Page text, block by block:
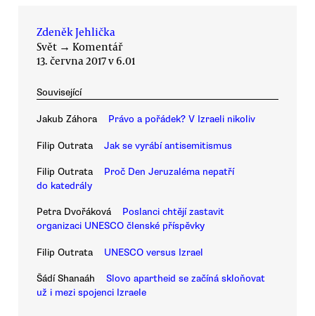
Zdeněk Jehlička
Svět → Komentář
13. června 2017 v 6.01
Související
Jakub Záhora Právo a pořádek? V Izraeli nikoliv
Filip Outrata Jak se vyrábí antisemitismus
Filip Outrata
Proč Den Jeruzaléma nepatří
do katedrály
Petra Dvořáková
Poslanci chtějí zastavit
organizaci UNESCO členské příspěvky
Filip Outrata UNESCO versus Izrael
Šádí Shanaáh
Slovo apartheid se začíná skloňovat
už i mezi spojenci Izraele